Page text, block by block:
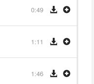
0:49
1:11
1:46